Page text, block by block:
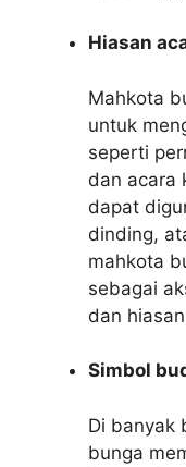
Hiasan
Mahkota
untuk
seperti
dan acara
dapat
dinding,
mahkota
sebagai
dan
Simbol
Di banyak
bunga